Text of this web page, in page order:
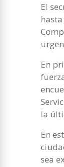
El
En
la
En
sea